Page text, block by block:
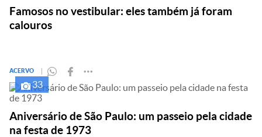
Famosos no vestibular: eles também já foram
calouros
ACERVO
33
Aniversário de São Paulo: um passeio pela cidade
na festa de 1973